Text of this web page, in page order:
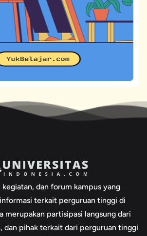
kegiatan, dan forum kampus yang
terkait perguruan tinggi di
merupakan partisipasi langsung dari
dan pihak terkait dari perguruan tinggi